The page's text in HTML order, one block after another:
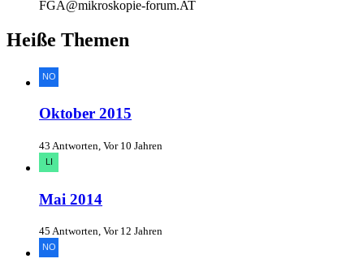
FGA@mikroskopie-forum.AT
Heiße Themen
Oktober 2015
43 Antworten, Vor 10 Jahren
Mai 2014
45 Antworten, Vor 12 Jahren